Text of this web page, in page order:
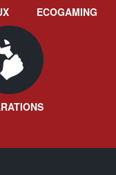
ECOGAMING